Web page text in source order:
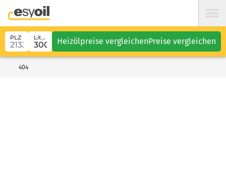
PLZ Liter Heizölpreise vergleichenPreise vergleichen
404